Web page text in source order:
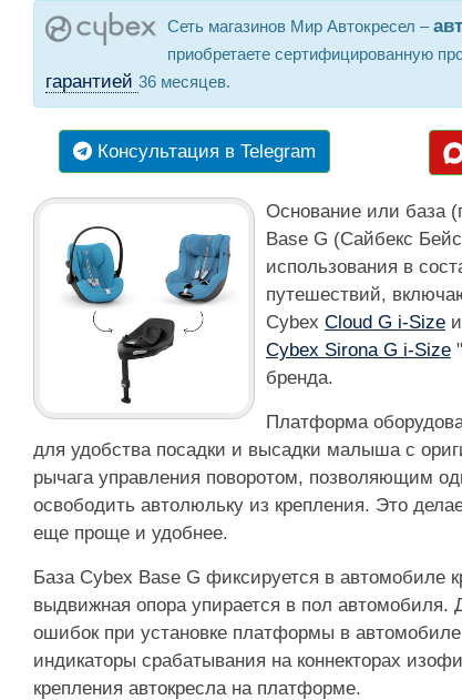
Сеть магазинов Мир Автокресел –
приобретаете сертифицированную
гарантией 36 месяцев.
Консультация в Telegram
Основание или база
Base G (Сайбекс
использования в
путешествий,
Cybex Cloud G i-Size
Cybex Sirona G i-Size
бренда.
Платформа
для удобства посадки и высадки малыша с
рычага управления поворотом, позволяющим
освободить автолюльку из крепления. Это
еще проще и удобнее.
База Cybex Base G фиксируется в автомобиле
выдвижная опора упирается в пол автомобиля.
ошибок при установке платформы в
индикаторы срабатывания на коннекторах
крепления автокресла на платформе.